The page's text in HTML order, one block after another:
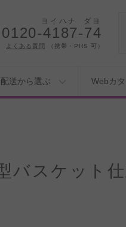
ヨイハナ ダヨ
0120-4187-74
よくある質問 （携帯・PHS 可）
送から選ぶ Webカ
スケット仕